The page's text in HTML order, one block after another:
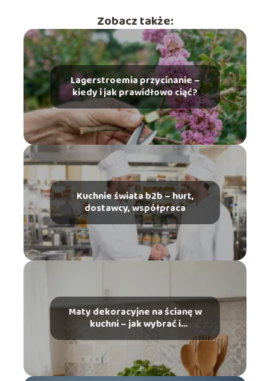
Zobacz także:
Lagerstroemia przycinanie –
kiedy i jak prawidłowo ciąć?
Kuchnie świata b2b – hurt,
dostawcy, współpraca
Maty dekoracyjne na ścianę w
kuchni – jak wybrać i
zamontować?